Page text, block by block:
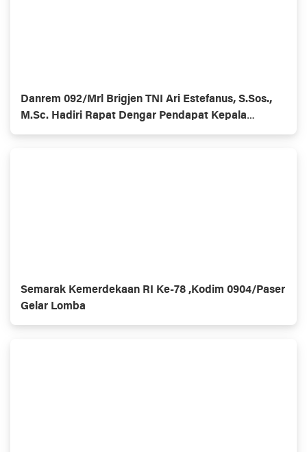
Danrem 092/Mrl Brigjen TNI Ari Estefanus, S.Sos.,
M.Sc. Hadiri Rapat Dengar Pendapat Kepala
Daerah Se-Provinsi Kalimantan Utara
Semarak Kemerdekaan RI Ke-78 ,Kodim 0904/Paser
Gelar Lomba